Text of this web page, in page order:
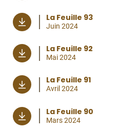
La Feuille 93
Juin 2024
La Feuille 92
Mai 2024
La Feuille 91
Avril 2024
La Feuille 90
Mars 2024